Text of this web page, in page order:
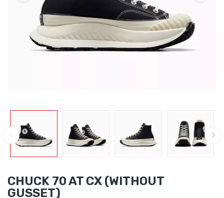
CHUCK 70 AT CX (WITHOUT
GUSSET)